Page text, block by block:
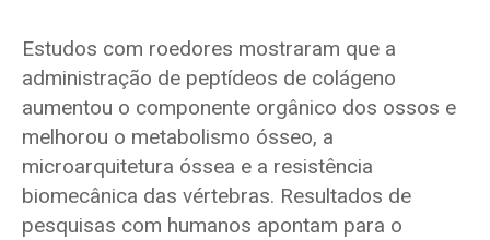
Estudos com roedores mostraram que a
administração de peptídeos de colágeno
aumentou o componente orgânico dos ossos e
melhorou o metabolismo ósseo, a
microarquitetura óssea e a resistência
biomecânica das vértebras. Resultados de
pesquisas com humanos apontam para o